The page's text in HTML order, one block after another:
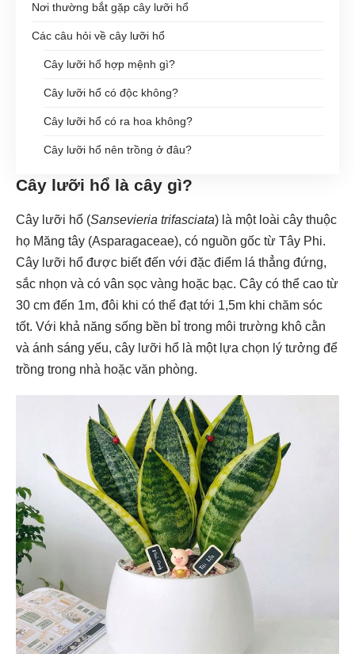
Nơi thường bắt gặp cây lưỡi hổ
Các câu hỏi về cây lưỡi hổ
Cây lưỡi hổ hợp mệnh gì?
Cây lưỡi hổ có độc không?
Cây lưỡi hổ có ra hoa không?
Cây lưỡi hổ nên trồng ở đâu?
Cây lưỡi hổ là cây gì?
Cây lưỡi hổ (Sansevieria trifasciata) là một loài cây thuộc
họ Măng tây (Asparagaceae), có nguồn gốc từ Tây Phi.
Cây lưỡi hổ được biết đến với đặc điểm lá thẳng đứng,
sắc nhọn và có vân sọc vàng hoặc bạc. Cây có thể cao từ
30 cm đến 1m, đôi khi có thể đạt tới 1,5m khi chăm sóc
tốt. Với khả năng sống bền bỉ trong môi trường khô cằn
và ánh sáng yếu, cây lưỡi hổ là một lựa chọn lý tưởng để
trồng trong nhà hoặc văn phòng.